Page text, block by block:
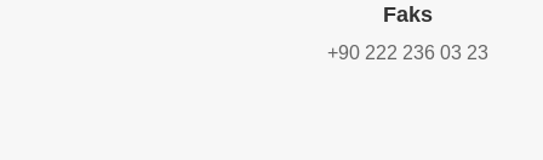
Faks
+90 222 236 03 23